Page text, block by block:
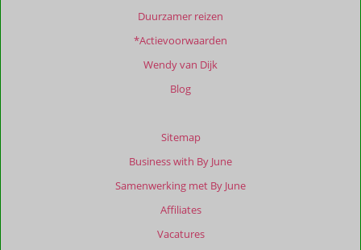
Duurzamer reizen
*Actievoorwaarden
Wendy van Dijk
Blog
Sitemap
Business with By June
Samenwerking met By June
Affiliates
Vacatures